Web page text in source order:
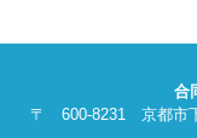
合
〒 600-8231 京都市